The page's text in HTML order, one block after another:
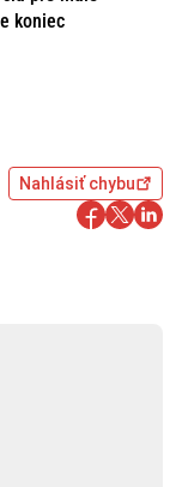
koniec
Nahlásiť chybu